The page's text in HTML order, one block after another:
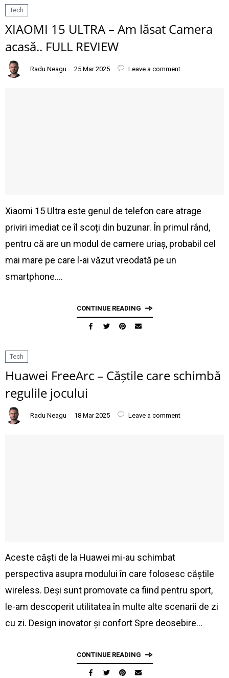
Tech
XIAOMI 15 ULTRA – Am lăsat Camera
acasă.. FULL REVIEW
Radu Neagu 25 Mar 2025 Leave a comment
Xiaomi 15 Ultra este genul de telefon care atrage
priviri imediat ce îl scoți din buzunar. În primul rând,
pentru că are un modul de camere uriaș, probabil cel
mai mare pe care l-ai văzut vreodată pe un
smartphone.…
CONTINUE READING
Tech
Huawei FreeArc – Căștile care schimbă
regulile jocului
Radu Neagu 18 Mar 2025 Leave a comment
Aceste căști de la Huawei mi-au schimbat
perspectiva asupra modului în care folosesc căștile
wireless. Deși sunt promovate ca fiind pentru sport,
le-am descoperit utilitatea în multe alte scenarii de zi
cu zi. Design inovator și confort Spre deosebire…
CONTINUE READING